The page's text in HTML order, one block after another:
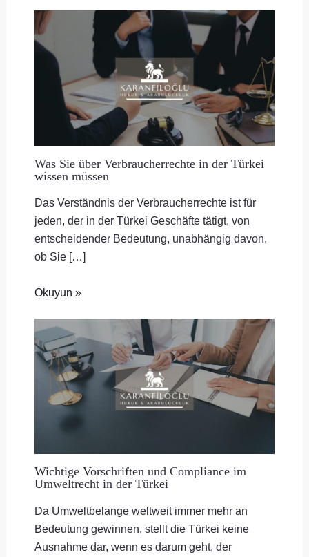
Was Sie über Verbraucherrechte in der Türkei
wissen müssen
Das Verständnis der Verbraucherrechte ist für
jeden, der in der Türkei Geschäfte tätigt, von
entscheidender Bedeutung, unabhängig davon,
ob Sie […]
Okuyun »
Wichtige Vorschriften und Compliance im
Umweltrecht in der Türkei
Da Umweltbelange weltweit immer mehr an
Bedeutung gewinnen, stellt die Türkei keine
Ausnahme dar, wenn es darum geht, der